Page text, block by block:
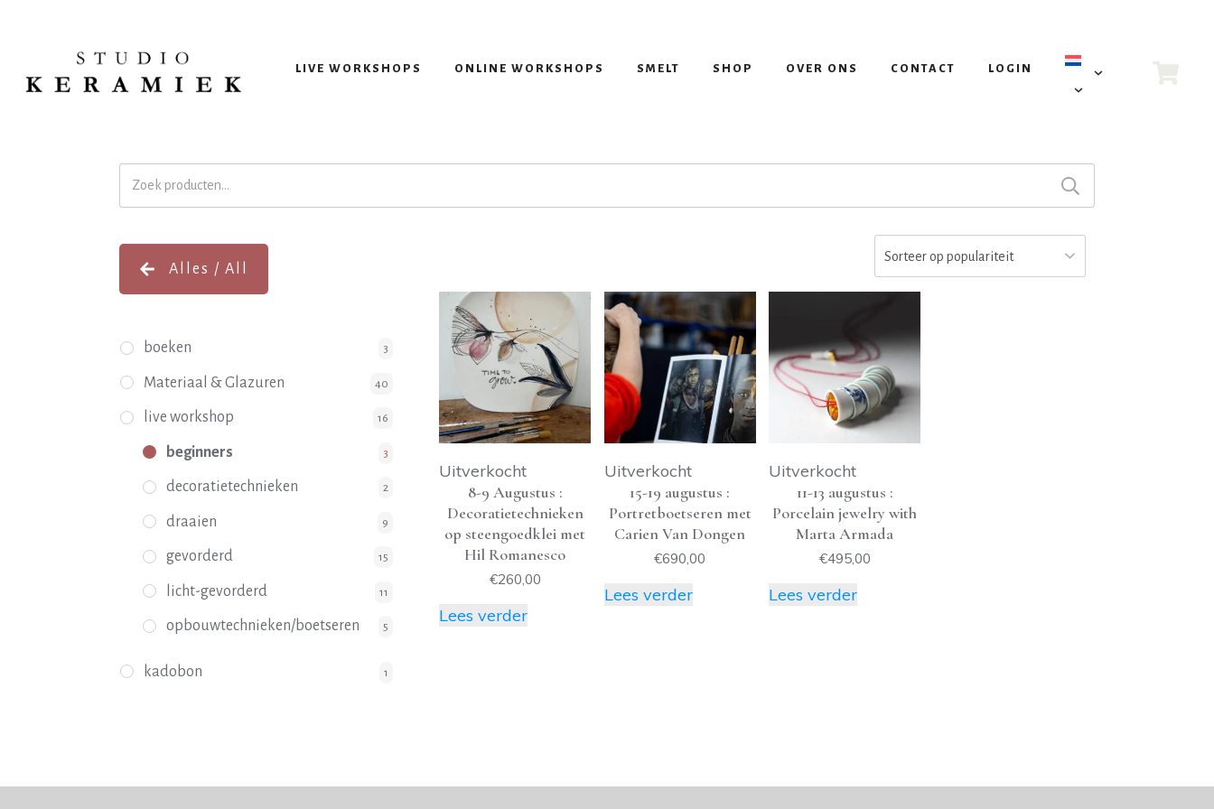
LIVE WORKSHOPS ONLINE WORKSHOPS SMELT SHOP OVER ONS CONTACT LOGIN
Uitverkocht
8-9 Augustus :
Decoratietechnieken
op steengoedklei met
Hil Romanesco
€260,00
Lees verder
Uitverkocht
15-19 augustus :
Portretboetseren met
Carien Van Dongen
€690,00
Lees verder
Uitverkocht
11-13 augustus :
Porcelain jewelry with
Marta Armada
€495,00
Lees verder
Alles / All
boeken 3
Materiaal & Glazuren 40
live workshop 16
beginners 3
decoratietechnieken 2
draaien 9
gevorderd 15
licht-gevorderd 11
opbouwtechnieken/boetseren 5
kadobon 1